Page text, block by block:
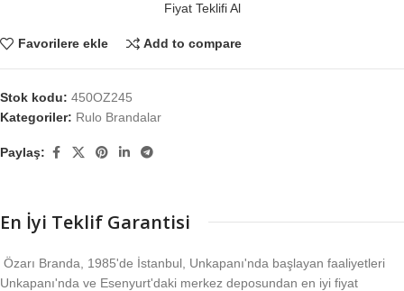
Fiyat Teklifi Al
Favorilere ekle Add to compare
Stok kodu: 450OZ245
Kategoriler: Rulo Brandalar
Paylaş:
En İyi Teklif Garantisi
Özarı Branda, 1985'de İstanbul, Unkapanı'nda başlayan faaliyetleri
Unkapanı'nda ve Esenyurt'daki merkez deposundan en iyi fiyat